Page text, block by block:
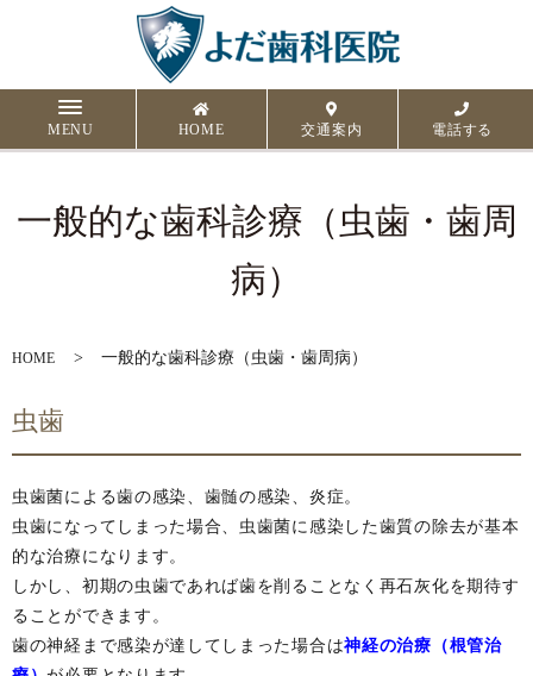
MENU HOME 交通案内 電話する
一般的な歯科診療（虫歯・歯周
病）
HOME 一般的な歯科診療（虫歯・歯周病）
虫歯
虫歯菌による歯の感染、歯髄の感染、炎症。
虫歯になってしまった場合、虫歯菌に感染した歯質の除去が基本
的な治療になります。
しかし、初期の虫歯であれば歯を削ることなく再石灰化を期待す
ることができます。
歯の神経まで感染が達してしまった場合は神経の治療（根管治